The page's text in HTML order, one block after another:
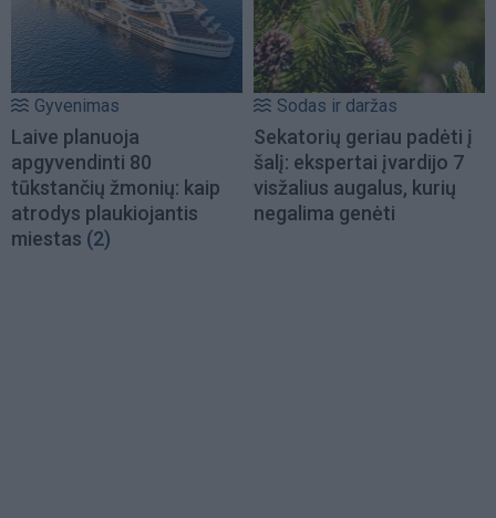
Gyvenimas
Laive planuoja
apgyvendinti 80
tūkstančių žmonių: kaip
atrodys plaukiojantis
miestas (2)
Sodas ir daržas
Sekatorių geriau padėti į
šalį: ekspertai įvardijo 7
visžalius augalus, kurių
negalima genėti